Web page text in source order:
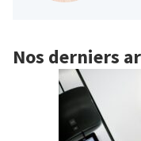
Nos derniers